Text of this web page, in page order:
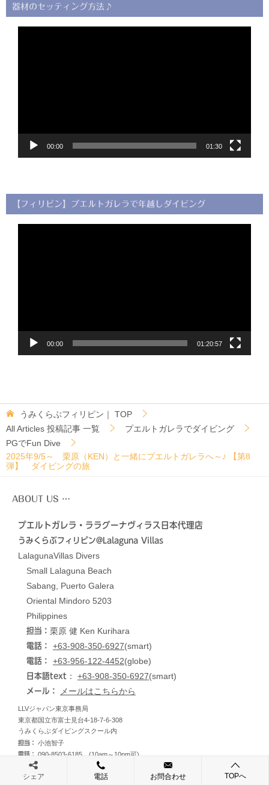
器材のセッティング方法♪
00:00 01:30
【フィリピン】プエルトガレラで年越しダイビング
00:00 01:20:57
うみくらぶフィリピン｜
TOP
All Articles 投稿記事 一覧
プエルトガレラでダイビング
PGでFun Dive
2025年9/5～ 栗原（KEN）と一緒にプエルトガレラへ～♪ 【第8
弾】 ダイビングの旅
ABOUT US …
プエルトガレラ・ララグーナヴィラス日本代理店
うみくらぶフィリピン@Lalaguna Villas
LalagunaVillas Divers
Small Lalaguna Beach
Sabang, Puerto Galera
Oriental Mindoro 5203
Philippines
担当： 栗原 健 Ken Kurihara
電話： +63-908-350-6927(smart)
電話： +63-956-122-4452(globe)
日本語text ： +63-908-350-6927(smart)
メール： メールはこちらから
LLVジャパン東京事務局
東京都国立市富士見台4-18-7-6-308
うみくらぶダイビングスクール内
担当： 小池智子
電話： 090-8503-6185 (10am～10pm可)
シェア 電話 お問合わせ TOPへ